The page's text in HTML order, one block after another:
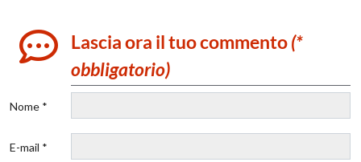
Lascia ora il tuo commento(*
obbligatorio)
Nome *
E-mail *